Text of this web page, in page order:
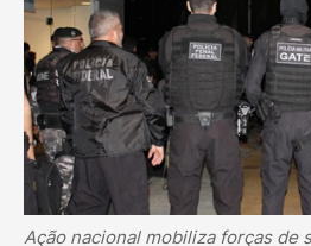
Ação nacional mobiliza forças de